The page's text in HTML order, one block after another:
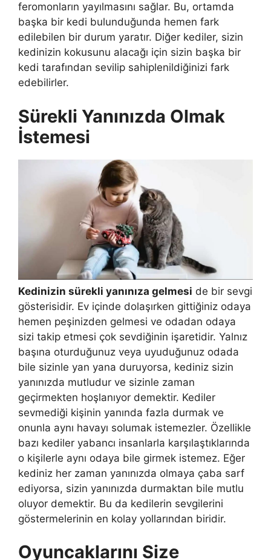
feromonların yayılmasını sağlar. Bu, ortamda
başka bir kedi bulunduğunda hemen fark
edilebilen bir durum yaratır. Diğer kediler, sizin
kedinizin kokusunu alacağı için sizin başka bir
kedi tarafından sevilip sahiplenildiğinizi fark
edebilirler.
Sürekli Yanınızda Olmak
İstemesi
Kedinizin sürekli yanınıza gelmesi de bir sevgi
gösterisidir. Ev içinde dolaşırken gittiğiniz odaya
hemen peşinizden gelmesi ve odadan odaya
sizi takip etmesi çok sevdiğinin işaretidir. Yalnız
başına oturduğunuz veya uyuduğunuz odada
bile sizinle yan yana duruyorsa, kediniz sizin
yanınızda mutludur ve sizinle zaman
geçirmekten hoşlanıyor demektir. Kediler
sevmediği kişinin yanında fazla durmak ve
onunla aynı havayı solumak istemezler. Özellikle
bazı kediler yabancı insanlarla karşılaştıklarında
o kişilerle aynı odaya bile girmek istemez. Eğer
kediniz her zaman yanınızda olmaya çaba sarf
ediyorsa, sizin yanınızda durmaktan bile mutlu
oluyor demektir. Bu da kedilerin sevgilerini
göstermelerinin en kolay yollarından biridir.
Oyuncaklarını Size